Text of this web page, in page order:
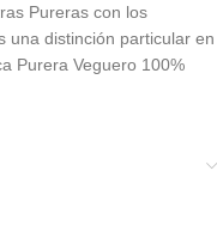
Pureras con los
una distinción particular en
Purera Veguero 100%